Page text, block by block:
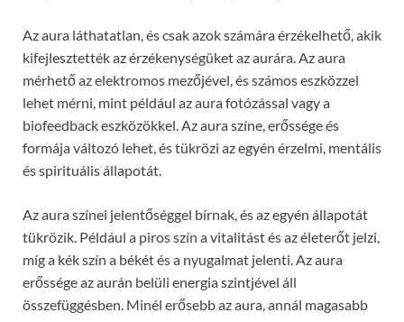
Az aura láthatatlan, és csak azok számára érzékelhető, akik
kifejlesztették az érzékenységüket az aurára. Az aura
mérhető az elektromos mezőjével, és számos eszközzel
lehet mérni, mint például az aura fotózással vagy a
biofeedback eszközökkel. Az aura színe, erőssége és
formája változó lehet, és tükrözi az egyén érzelmi, mentális
és spirituális állapotát.
Az aura színei jelentőséggel bírnak, és az egyén állapotát
tükrözik. Például a piros szín a vitalitást és az életerőt jelzi,
míg a kék szín a békét és a nyugalmat jelenti. Az aura
erőssége az aurán belüli energia szintjével áll
összefüggésben. Minél erősebb az aura, annál magasabb